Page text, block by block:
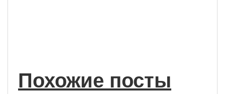
Похожие посты